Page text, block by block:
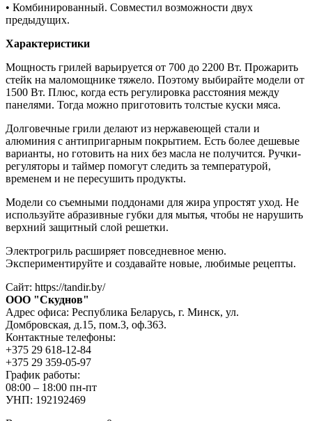
• Комбинированный. Совместил возможности двух
предыдущих.
Характеристики
Мощность грилей варьируется от 700 до 2200 Вт. Прожарить
стейк на маломощнике тяжело. Поэтому выбирайте модели от
1500 Вт. Плюс, когда есть регулировка расстояния между
панелями. Тогда можно приготовить толстые куски мяса.
Долговечные грили делают из нержавеющей стали и
алюминия с антипригарным покрытием. Есть более дешевые
варианты, но готовить на них без масла не получится. Ручки-
регуляторы и таймер помогут следить за температурой,
временем и не пересушить продукты.
Модели со съемными поддонами для жира упростят уход. Не
используйте абразивные губки для мытья, чтобы не нарушить
верхний защитный слой решетки.
Электрогриль расширяет повседневное меню.
Экспериментируйте и создавайте новые, любимые рецепты.
Сайт: https://tandir.by/
ООО "Скуднов"
Адрес офиса: Республика Беларусь, г. Минск, ул.
Домбровская, д.15, пом.3, оф.363.
Контактные телефоны:
+375 29 618-12-84
+375 29 359-05-97
График работы:
08:00 – 18:00 пн-пт
УНП: 192192469